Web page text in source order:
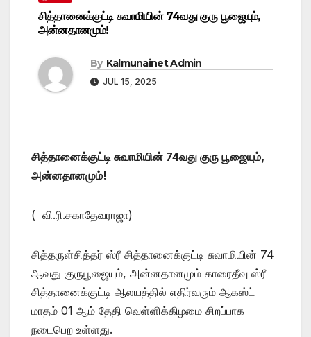
சித்தானைக்குட்டி சுவாமியின் 74வது குரு பூஜையும்,
அன்னதானமும்!
By Kalmunainet Admin
JUL 15, 2025
சித்தானைக்குட்டி சுவாமியின் 74வது குரு பூஜையும்,
அன்னதானமும்!
( வி.ரி.சகாதேவராஜா)
சித்தருள்சித்தர் ஸ்ரீ சித்தானைக்குட்டி சுவாமியின் 74
ஆவது குருபூஜையும், அன்னதானமும் காரைதீவு ஸ்ரீ
சித்தானைக்குட்டி ஆலயத்தில் எதிர்வரும் ஆகஸ்ட்
மாதம் 01 ஆம் தேதி வெள்ளிக்கிழமை சிறப்பாக
நடைபெற உள்ளது.